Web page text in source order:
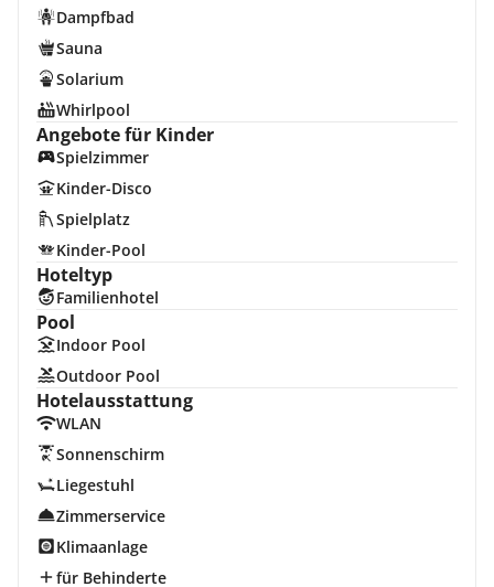
Dampfbad
Sauna
Solarium
Whirlpool
Angebote für Kinder
Spielzimmer
Kinder-Disco
Spielplatz
Kinder-Pool
Hoteltyp
Familienhotel
Pool
Indoor Pool
Outdoor Pool
Hotelausstattung
WLAN
Sonnenschirm
Liegestuhl
Zimmerservice
Klimaanlage
für Behinderte